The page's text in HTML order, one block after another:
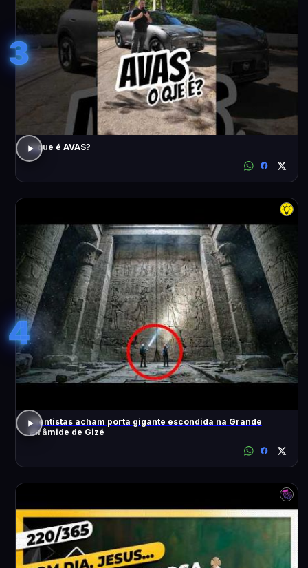
3
o que é AVAS?
4
Cientistas acham porta gigante escondida na Grande
Pirâmide de Gizé